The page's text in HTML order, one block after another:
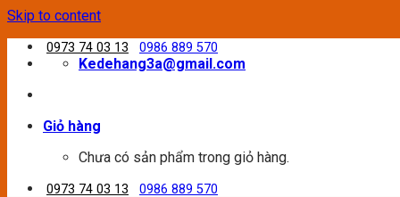
Skip to content
0973 74 03 13 0986 889 570
Kedehang3a@gmail.com
Giỏ hàng
Chưa có sản phẩm trong giỏ hàng.
0973 74 03 13 0986 889 570